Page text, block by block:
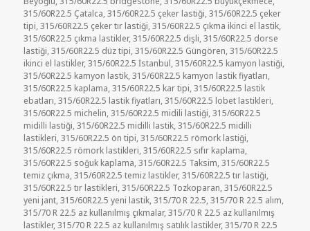
315/60R22.5 Çatalca,315/60R22.5 çeker lastiği,315/60R22.5 çeker
tipi,315/60R22.5 çeker tır lastiği,315/60R22.5 çıkma ikinci el lastik,
315/60R22.5 çıkma lastikler,315/60R22.5 dişli,315/60R22.5 dorse
lastiği,315/60R22.5 düz tipi,315/60R22.5 Güngören,315/60R22.5
ikinci el lastikler,315/60R22.5 İstanbul,315/60R22.5 kamyon lastiği,
315/60R22.5 kamyon lastik,315/60R22.5 kamyon lastik fiyatları,
315/60R22.5 kaplama,315/60R22.5 kar tipi,315/60R22.5 lastik
ebatları,315/60R22.5 lastik fiyatları,315/60R22.5 lobet lastikleri,
315/60R22.5 michelin,315/60R22.5 midili lastiği,315/60R22.5
midilli lastiği,315/60R22.5 midilli lastik,315/60R22.5 midilli
lastikleri,315/60R22.5 ön tipi,315/60R22.5 römork lastiği,
315/60R22.5 römork lastikleri,315/60R22.5 sıfır kaplama,
315/60R22.5 soğuk kaplama,315/60R22.5 Taksim,315/60R22.5
temiz çıkma,315/60R22.5 temiz lastikler,315/60R22.5 tır lastiği,
315/60R22.5 tır lastikleri,315/60R22.5 Tozkoparan,315/60R22.5
yeni jant,315/60R22.5 yeni lastik,315/70 R 22.5,315/70 R 22.5 alım,
315/70 R 22.5 az kullanılmış çıkmalar,315/70 R 22.5 az kullanılmış
lastikler,315/70 R 22.5 az kullanılmış satılık lastikler,315/70 R 22.5